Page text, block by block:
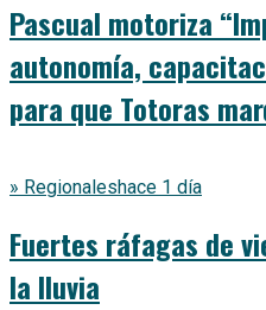
Pascual motoriza
autonomía,
para que Totoras
» Regionaleshace 1 día
Fuertes ráfagas de
la lluvia